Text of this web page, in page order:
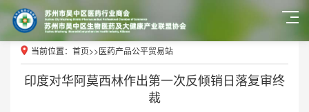
当前位置： 首页>>医药产品公平贸易站
印度对华阿莫西林作出第一次反倾销日落复审终
裁